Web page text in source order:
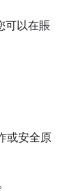
可以在賬
或安全原